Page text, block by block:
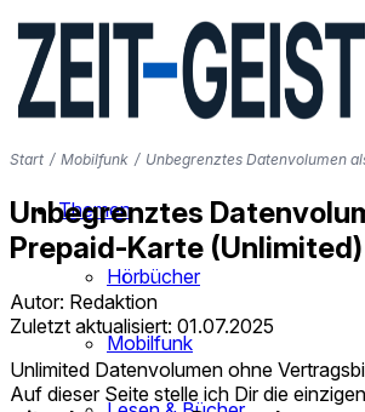
Themen
Hörbücher
Mobilfunk
Start / Mobilfunk / Unbegrenztes Datenvolumen
Unbegrenztes
Prepaid-Karte (Unlimited)
Autor: Redaktion
Zuletzt aktualisiert: 01.07.2025
Unlimited Datenvolumen ohne
Auf dieser Seite stelle ich Dir die einzigen